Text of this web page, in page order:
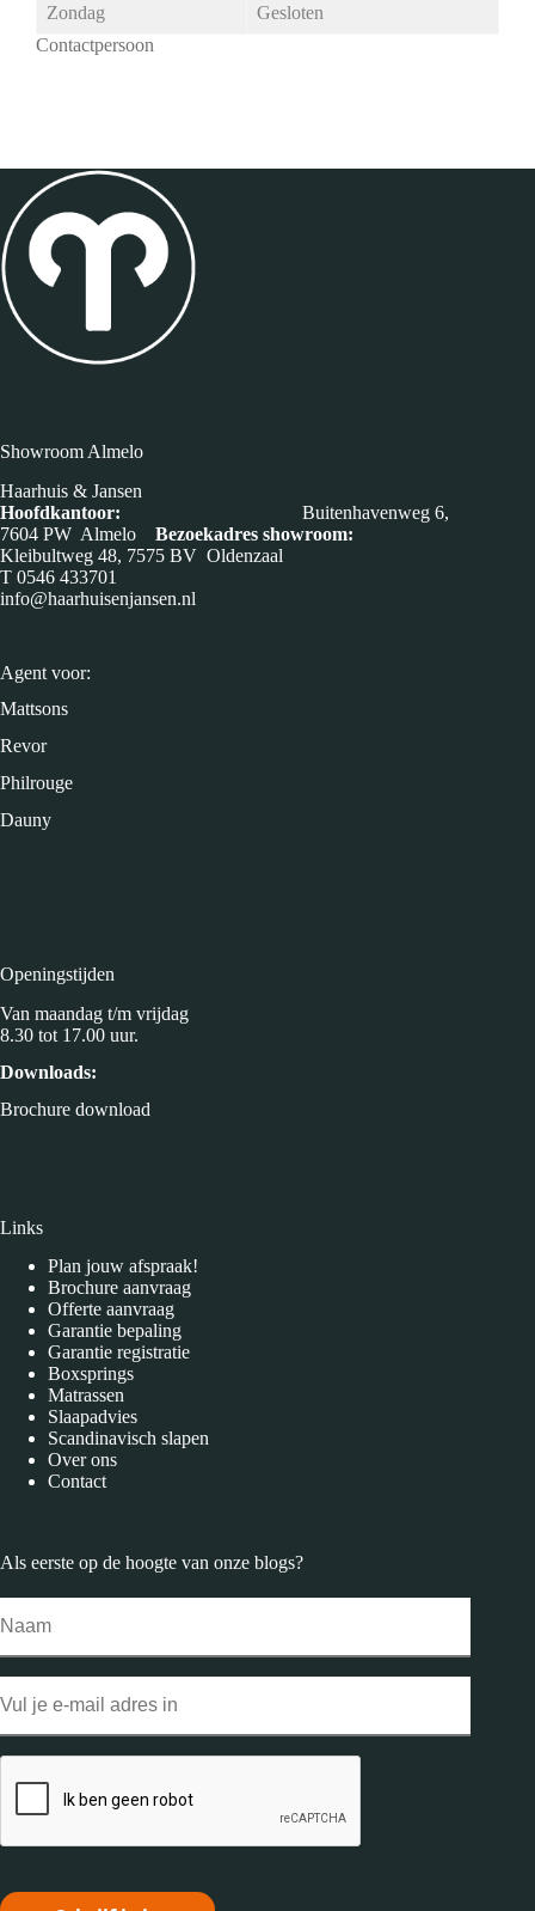
Zondag
Gesloten
Contactpersoon
Showroom Almelo
Haarhuis & Jansen
Hoofdkantoor: Buitenhavenweg 6,
7604 PW Almelo Bezoekadres showroom:
Kleibultweg 48, 7575 BV Oldenzaal
T 0546 433701
info@haarhuisenjansen.nl
Agent voor:
Mattsons
Revor
Philrouge
Dauny
Openingstijden
Van maandag t/m vrijdag
8.30 tot 17.00 uur.
Downloads:
Brochure download
Links
Plan jouw afspraak!
Brochure aanvraag
Offerte aanvraag
Garantie bepaling
Garantie registratie
Boxsprings
Matrassen
Slaapadvies
Scandinavisch slapen
Over ons
Contact
Als eerste op de hoogte van onze blogs?
CAPTCHA